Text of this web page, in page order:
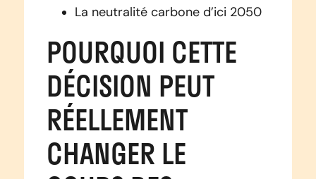
La neutralité carbone d’ici 2050
POURQUOI CETTE
DÉCISION PEUT
RÉELLEMENT
CHANGER LE